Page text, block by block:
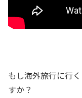
もし海外旅行に行
すか？